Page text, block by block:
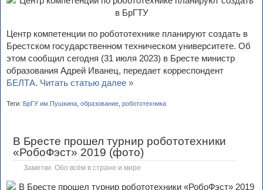
Центр компетенции по робототехнике планируют создать в
Брестском государственном техническом университете. Об
этом сообщил сегодня (31 июля 2023) в Бресте министр
образования Адрей Иванец, передает корреспондент
БЕЛТА. Читать статью далее »
Теги: БрГУ им.Пушкина образование робототехника
В Бресте прошел турнир робототехники
«РобоФэст» 2019 (фото)
Заметки. Обо всём в стране и мире